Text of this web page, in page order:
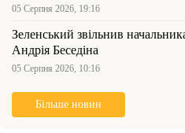
05 Серпня 2026, 19:16
Зеленський звільнив
Андрія Беседіна
05 Серпня 2026, 10:16
Більше новин